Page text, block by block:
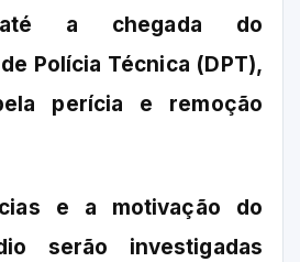
a chegada do
Polícia Técnica (DPT),
perícia e remoção
e a motivação do
serão investigadas